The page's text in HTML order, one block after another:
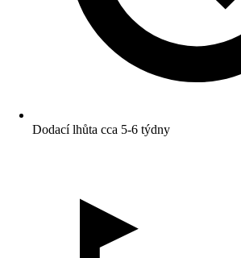
Dodací lhůta cca 5-6 týdny